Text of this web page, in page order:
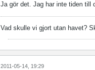
Ja gör det. Jag har inte tiden till
Vad skulle vi gjort utan havet?
2011-05-14, 19:29